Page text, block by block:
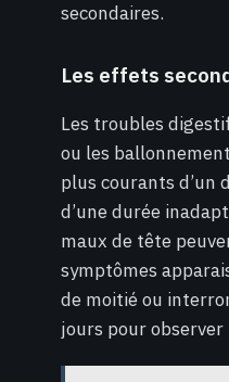
secondaires.
Les effets
Les troubles
ou les
plus courants d’un
d’une durée
maux de tête
symptômes
de moitié ou
jours pour observer